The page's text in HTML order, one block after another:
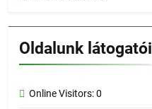
Oldalunk látogatói
Online Visitors:0